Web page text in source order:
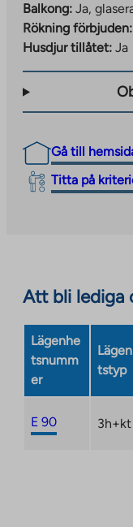
Balkong: Ja,
Rökning förbjuden:
Husdjur tillåtet: Ja
Gå till
Titta på
The
link
external
Link
opens
a
new
tab
Att bli lediga
Lägenhe
tsnumm
er
tstyp
E 90 3h+kt